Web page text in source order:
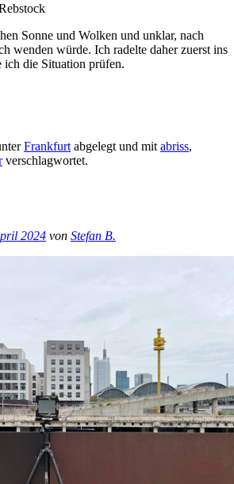
Sonne und Wolken und unklar, nach
wenden würde. Ich radelte daher zuerst ins
die Situation prüfen.
Frankfurt abgelegt und mit abriss,
verschlagwortet.
2024 von Stefan B.